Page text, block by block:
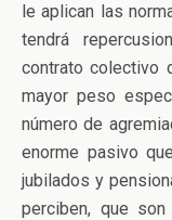
le aplican las
tendrá
contrato colectivo
mayor peso
número de
enorme pasivo
jubilados y
perciben, que